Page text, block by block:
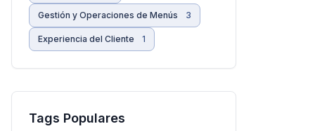
Gestión y Operaciones de Menús 3
Experiencia del Cliente 1
Tags Populares